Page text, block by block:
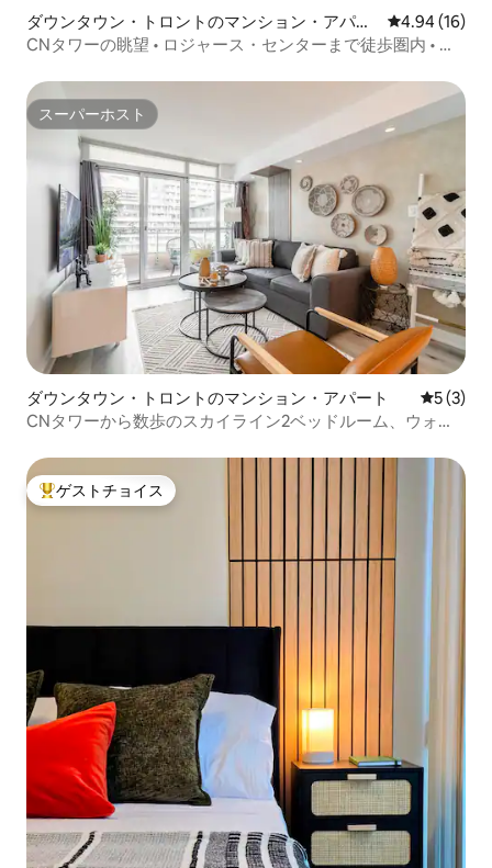
ダウンタウン・トロントのマンション・アパー
ト
レビュー16
4.94 (16)
CNタワーの眺望 • ロジャース・センターまで徒歩圏内 • ベ
スーパーホスト
スーパーホスト
ダウンタウン・トロントのマンション・アパート レビュー
5 (3)
CNタワーから数歩のスカイライン2ベッドルーム、ウォー
大好評のゲストチョイスです。
ゲストチョイス